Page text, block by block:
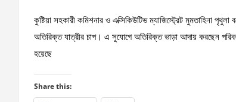
কুষ্টিয়া সহকারী কমিশনার ও এক্সিকিউটিভ ম্যাজিস্ট্রেট মুমতাহিনা
অতিরিক্ত যাত্রীর চাপ। এ সুযোগে অতিরিক্ত ভাড়া আদায় করছেন
হয়েছে
Share this: